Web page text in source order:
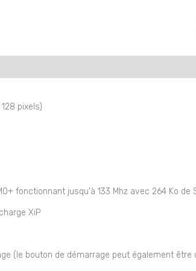
pixels)
fonctionnant jusqu'à 133 Mhz avec 264 Ko de
XiP
(le bouton de démarrage peut également